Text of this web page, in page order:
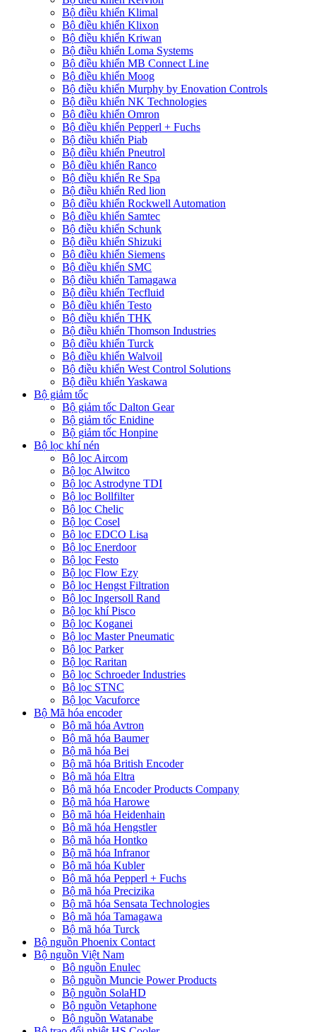
Bộ điều khiển Klimal
Bộ điều khiển Klixon
Bộ điều khiển Kriwan
Bộ điều khiển Loma Systems
Bộ điều khiển MB Connect Line
Bộ điều khiển Moog
Bộ điều khiển Murphy by Enovation Controls
Bộ điều khiển NK Technologies
Bộ điều khiển Omron
Bộ điều khiển Pepperl + Fuchs
Bộ điều khiển Piab
Bộ điều khiển Pneutrol
Bộ điều khiển Ranco
Bộ điều khiển Re Spa
Bộ điều khiển Red lion
Bộ điều khiển Rockwell Automation
Bộ điều khiển Samtec
Bộ điều khiển Schunk
Bộ điều khiển Shizuki
Bộ điều khiển Siemens
Bộ điều khiển SMC
Bộ điều khiển Tamagawa
Bộ điều khiển Tecfluid
Bộ điều khiển Testo
Bộ điều khiển THK
Bộ điều khiển Thomson Industries
Bộ điều khiển Turck
Bộ điều khiển Walvoil
Bộ điều khiển West Control Solutions
Bộ điều khiển Yaskawa
Bộ giảm tốc
Bộ giảm tốc Dalton Gear
Bộ giảm tốc Enidine
Bộ giảm tốc Honpine
Bộ lọc khí nén
Bộ lọc Aircom
Bộ lọc Alwitco
Bộ lọc Astrodyne TDI
Bộ lọc Bollfilter
Bộ lọc Chelic
Bộ lọc Cosel
Bộ lọc EDCO Lisa
Bộ lọc Enerdoor
Bộ lọc Festo
Bộ lọc Flow Ezy
Bộ lọc Hengst Filtration
Bộ lọc Ingersoll Rand
Bộ lọc khí Pisco
Bộ lọc Koganei
Bộ lọc Master Pneumatic
Bộ lọc Parker
Bộ lọc Raritan
Bộ lọc Schroeder Industries
Bộ lọc STNC
Bộ lọc Vacuforce
Bộ Mã hóa encoder
Bộ mã hóa Avtron
Bộ mã hóa Baumer
Bộ mã hóa Bei
Bộ mã hóa British Encoder
Bộ mã hóa Eltra
Bộ mã hóa Encoder Products Company
Bộ mã hóa Harowe
Bộ mã hóa Heidenhain
Bộ mã hóa Hengstler
Bộ mã hóa Hontko
Bộ mã hóa Infranor
Bộ mã hóa Kubler
Bộ mã hóa Pepperl + Fuchs
Bộ mã hóa Precizika
Bộ mã hóa Sensata Technologies
Bộ mã hóa Tamagawa
Bộ mã hóa Turck
Bộ nguồn Phoenix Contact
Bộ nguồn Việt Nam
Bộ nguồn Enulec
Bộ nguồn Muncie Power Products
Bộ nguồn SolaHD
Bộ nguồn Vetaphone
Bộ nguồn Watanabe